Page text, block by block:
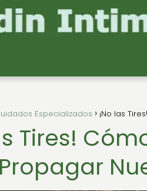
Especializados ¡No las
Tires!